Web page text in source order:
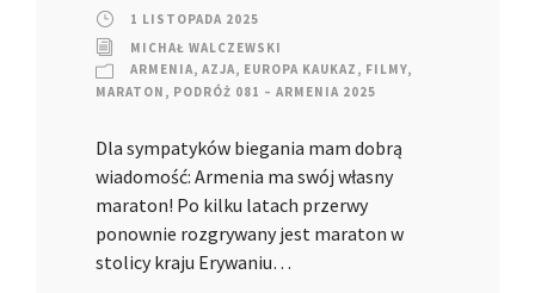
1 LISTOPADA 2025
MICHAŁ WALCZEWSKI
ARMENIA, AZJA, EUROPA KAUKAZ , FILMY,
MARATON , PODRÓŻ 081 – ARMENIA 2025
Dla sympatyków biegania mam dobrą
wiadomość: Armenia ma swój własny
maraton! Po kilku latach przerwy
ponownie rozgrywany jest maraton w
stolicy kraju Erywaniu…